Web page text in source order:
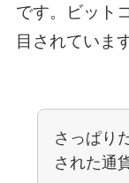
です。ビット
目されています
さっぱり
された通